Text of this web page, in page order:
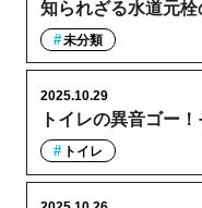
知られざる水道元
未分類
トイレの異音ゴー
2025.10.29
トイレ